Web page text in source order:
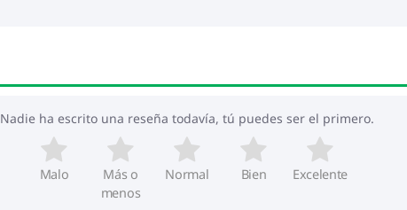
Nadie ha escrito una reseña todavía, tú puedes ser el primero.
Malo
Más o
menos
Normal Bien Excelente